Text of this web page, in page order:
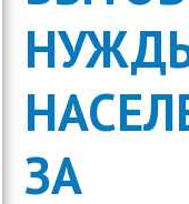
вопросам
ЗА